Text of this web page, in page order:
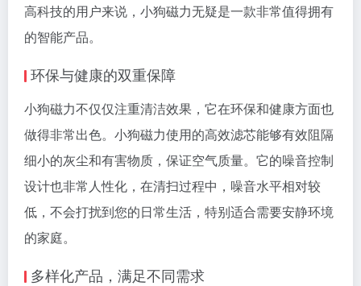
高科技的用户来说，小狗磁力无疑是一款非常值得拥有
的智能产品。
环保与健康的双重保障
小狗磁力不仅仅注重清洁效果，它在环保和健康方面也
做得非常出色。小狗磁力使用的高效滤芯能够有效阻隔
细小的灰尘和有害物质，保证空气质量。它的噪音控制
设计也非常人性化，在清扫过程中，噪音水平相对较
低，不会打扰到您的日常生活，特别适合需要安静环境
的家庭。
多样化产品，满足不同需求